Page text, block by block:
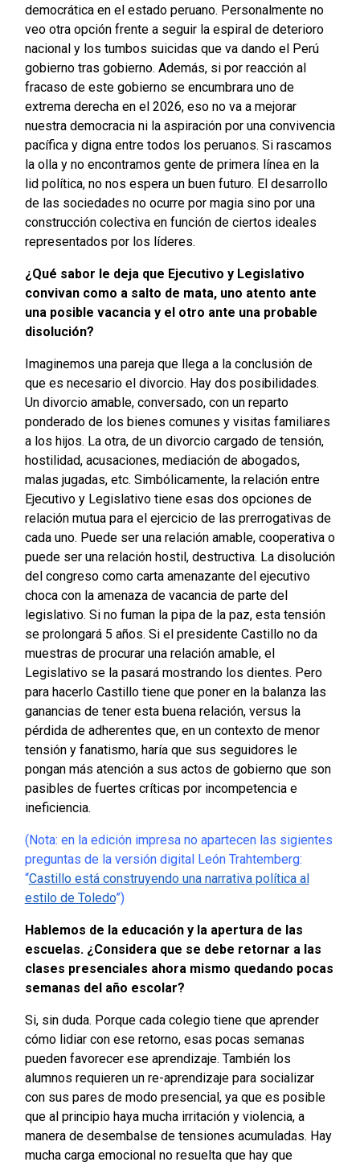
democrática en el estado peruano. Personalmente no
veo otra opción frente a seguir la espiral de deterioro
nacional y los tumbos suicidas que va dando el Perú
gobierno tras gobierno. Además, si por reacción al
fracaso de este gobierno se encumbrara uno de
extrema derecha en el 2026, eso no va a mejorar
nuestra democracia ni la aspiración por una convivencia
pacífica y digna entre todos los peruanos. Si rascamos
la olla y no encontramos gente de primera línea en la
lid política, no nos espera un buen futuro. El desarrollo
de las sociedades no ocurre por magia sino por una
construcción colectiva en función de ciertos ideales
representados por los líderes.
¿Qué sabor le deja que Ejecutivo y Legislativo
convivan como a salto de mata, uno atento ante
una posible vacancia y el otro ante una probable
disolución?
Imaginemos una pareja que llega a la conclusión de
que es necesario el divorcio. Hay dos posibilidades.
Un divorcio amable, conversado, con un reparto
ponderado de los bienes comunes y visitas familiares
a los hijos. La otra, de un divorcio cargado de tensión,
hostilidad, acusaciones, mediación de abogados,
malas jugadas, etc. Simbólicamente, la relación entre
Ejecutivo y Legislativo tiene esas dos opciones de
relación mutua para el ejercicio de las prerrogativas de
cada uno. Puede ser una relación amable, cooperativa o
puede ser una relación hostil, destructiva. La disolución
del congreso como carta amenazante del ejecutivo
choca con la amenaza de vacancia de parte del
legislativo. Si no fuman la pipa de la paz, esta tensión
se prolongará 5 años. Si el presidente Castillo no da
muestras de procurar una relación amable, el
Legislativo se la pasará mostrando los dientes. Pero
para hacerlo Castillo tiene que poner en la balanza las
ganancias de tener esta buena relación, versus la
pérdida de adherentes que, en un contexto de menor
tensión y fanatismo, haría que sus seguidores le
pongan más atención a sus actos de gobierno que son
pasibles de fuertes críticas por incompetencia e
ineficiencia.
(Nota: en la edición impresa no apartecen las sigientes
preguntas de la versión digital León Trahtemberg:
“Castillo está construyendo una narrativa política al
estilo de Toledo”)
Hablemos de la educación y la apertura de las
escuelas. ¿Considera que se debe retornar a las
clases presenciales ahora mismo quedando pocas
semanas del año escolar?
Si, sin duda. Porque cada colegio tiene que aprender
cómo lidiar con ese retorno, esas pocas semanas
pueden favorecer ese aprendizaje. También los
alumnos requieren un re-aprendizaje para socializar
con sus pares de modo presencial, ya que es posible
que al principio haya mucha irritación y violencia, a
manera de desembalse de tensiones acumuladas. Hay
mucha carga emocional no resuelta que hay que